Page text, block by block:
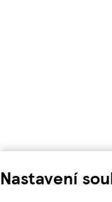
Nastavení